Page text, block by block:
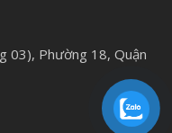
03), Phường 18, Quận